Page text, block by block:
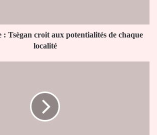
: Tsègan croit aux potentialités de chaque
localité